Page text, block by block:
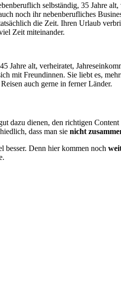
selbständig, 35 Jahre
noch ihr nebenberufliches
die Zeit. Ihren Urlaub
Zeit miteinander.
Jahre alt, verheiratet,
mit Freundinnen. Sie liebt es,
auch gerne in ferner Länder.
dienen, den richtigen
dass man sie nicht
besser. Denn hier kommen noch